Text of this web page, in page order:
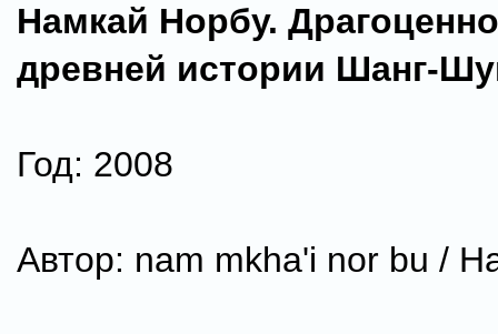
Намкай Норбу.
древней истории Шанг-
Год: 2008
Автор: nam mkha'i nor bu /